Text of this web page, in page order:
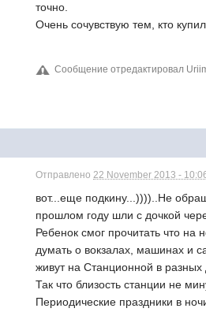
точно.
Очень сочувствую тем, кто
Сообщение отредактировал
Отправлено22 November 2013 -
вот...еще подкину...))))..Не
прошлом году шли с дочкой
Ребенок смог прочитать что
думать о вокзалах, машинах и
живут на Станционной в
Так что близость станции не
Периодические праздники в